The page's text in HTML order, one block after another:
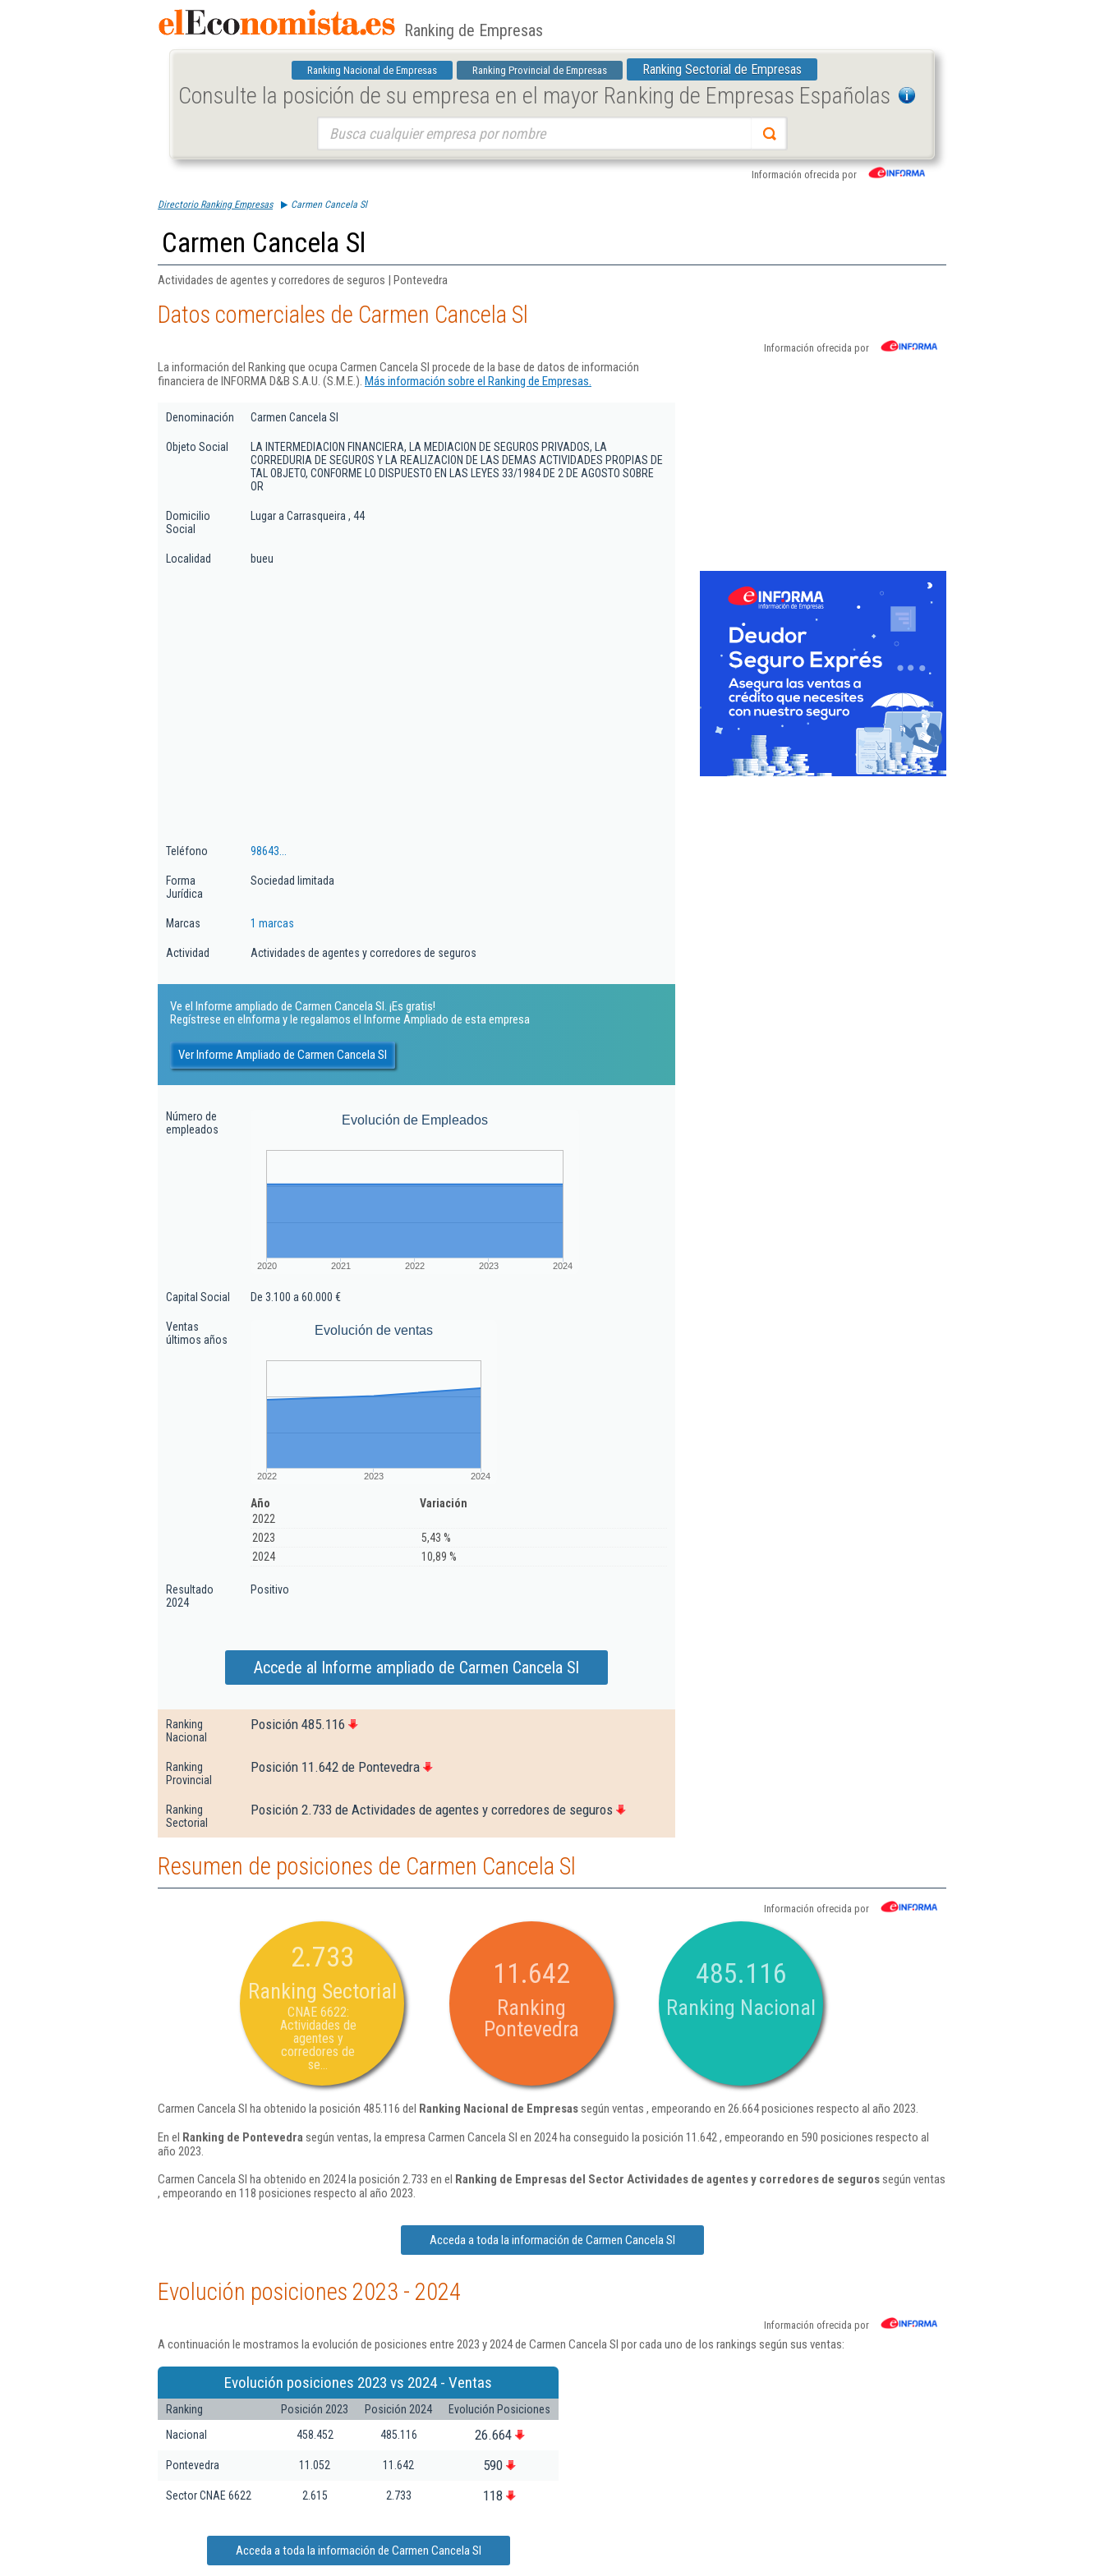
Ranking de Empresas
Ranking Nacional de Empresas Ranking Provincial de Empresas Ranking Sectorial de Empresas
Consulte la posición de su empresa en el mayor Ranking de Empresas Españolas
Información ofrecida por
Directorio Ranking Empresas Carmen Cancela Sl
Carmen Cancela Sl
Actividades de agentes y corredores de seguros | Pontevedra
Datos comerciales de Carmen Cancela Sl
Información ofrecida por
La información del Ranking que ocupa Carmen Cancela Sl procede de la base de datos de información
financiera de INFORMA D&B S.A.U. (S.M.E.). Más información sobre el Ranking de Empresas.
Denominación Carmen Cancela Sl
Objeto Social
LA INTERMEDIACION FINANCIERA, LA MEDIACION DE SEGUROS PRIVADOS, LA
CORREDURIA DE SEGUROS Y LA REALIZACION DE LAS DEMAS ACTIVIDADES PROPIAS DE
TAL OBJETO, CONFORME LO DISPUESTO EN LAS LEYES 33/1984 DE 2 DE AGOSTO SOBRE
OR
Domicilio
Social
Lugar a Carrasqueira , 44
Localidad bueu
Teléfono 98643...
Forma
Jurídica
Sociedad limitada
Marcas 1 marcas
Actividad Actividades de agentes y corredores de seguros
Ve el Informe ampliado de Carmen Cancela Sl. ¡Es gratis!
Regístrese en eInforma y le regalamos el Informe Ampliado de esta empresa
Ver Informe Ampliado de Carmen Cancela Sl
Número de
empleados
Evolución de Empleados
2020 2021 2022 2023 2024
Capital Social De 3.100 a 60.000 €
Ventas
últimos años
Evolución de ventas
2022 2023 2024
Año
Variación
2022
2023
5,43 %
2024
10,89 %
Resultado
2024
Positivo
Accede al Informe ampliado de Carmen Cancela Sl
Ranking
Nacional
Posición 485.116
Ranking
Provincial
Posición 11.642 de Pontevedra
Ranking
Sectorial
Posición 2.733 de Actividades de agentes y corredores de seguros
Resumen de posiciones de Carmen Cancela Sl
Información ofrecida por
2.733
Ranking Sectorial
CNAE 6622:
Actividades de
agentes y
corredores de
se...
11.642
Ranking
Pontevedra
485.116
Ranking Nacional
Carmen Cancela Sl ha obtenido la posición 485.116 del Ranking Nacional de Empresassegún ventas , empeorando en 26.664 posiciones respecto al año 2023.
En el Ranking de Pontevedra según ventas, la empresa Carmen Cancela Sl en 2024 ha conseguido la posición 11.642 , empeorando en 590 posiciones respecto al
año 2023.
Carmen Cancela Sl ha obtenido en 2024 la posición 2.733 en el Ranking de Empresas del Sector Actividades de agentes y corredores de segurossegún ventas
, empeorando en 118 posiciones respecto al año 2023.
Acceda a toda la información de Carmen Cancela Sl
Evolución posiciones 2023 - 2024
Información ofrecida por
A continuación le mostramos la evolución de posiciones entre 2023 y 2024 de Carmen Cancela Sl por cada uno de los rankings según sus ventas:
Evolución posiciones 2023 vs 2024 - Ventas
Ranking Posición 2023 Posición 2024
Evolución Posiciones
Nacional
458.452 485.116 26.664
Pontevedra 11.052 11.642 590
Sector CNAE 6622 2.615 2.733 118
Acceda a toda la información de Carmen Cancela Sl